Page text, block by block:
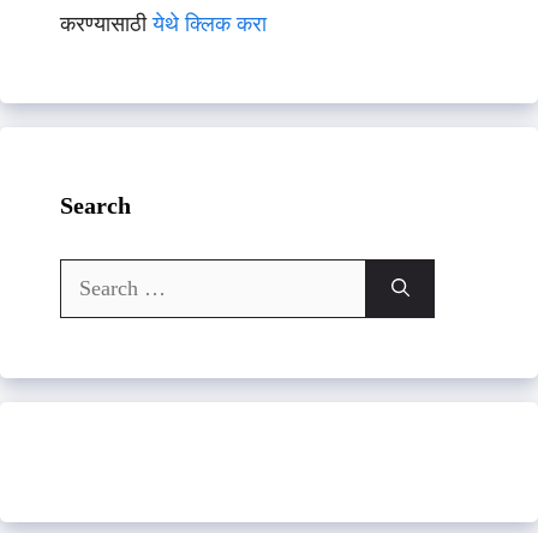
करण्यासाठीयेथे क्लिक करा
Search
Search
for: